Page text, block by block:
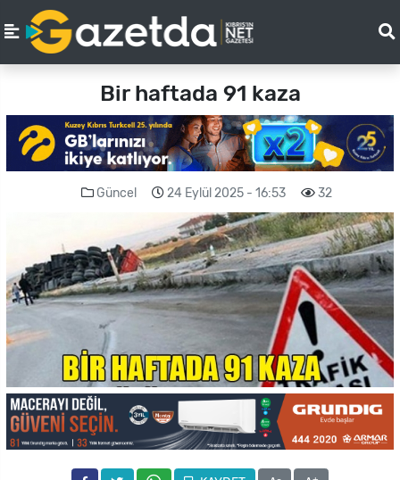
Bir haftada 91 kaza
Güncel 24 Eylül 2025 - 16:53 32